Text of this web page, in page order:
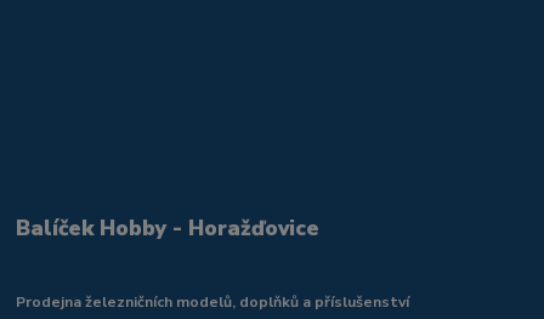
Balíček Hobby - Horažďovice
Prodejna železničních modelů, doplňků a příslušenství